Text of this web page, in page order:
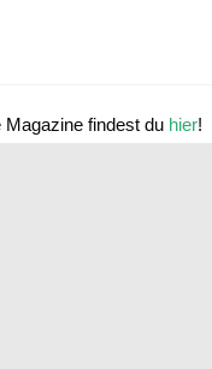
Magazine findest du hier!